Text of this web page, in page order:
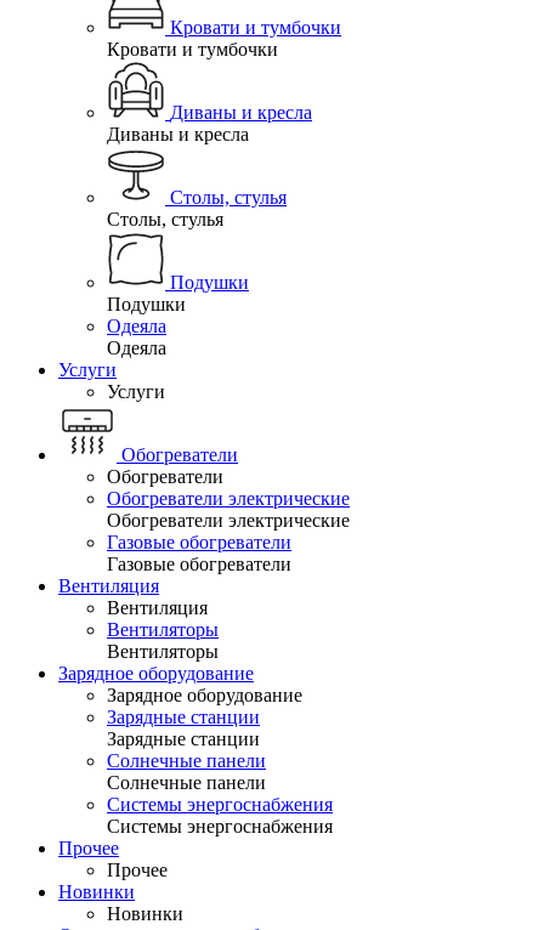
Кровати и тумбочки
Кровати и тумбочки
Диваны и кресла
Диваны и кресла
Столы, стулья
Столы, стулья
Подушки
Подушки
Одеяла
Одеяла
Услуги
Услуги
Обогреватели
Обогреватели
Обогреватели электрические
Обогреватели электрические
Газовые обогреватели
Газовые обогреватели
Вентиляция
Вентиляция
Вентиляторы
Вентиляторы
Зарядное оборудование
Зарядное оборудование
Зарядные станции
Зарядные станции
Солнечные панели
Солнечные панели
Системы энергоснабжения
Системы энергоснабжения
Прочее
Прочее
Новинки
Новинки